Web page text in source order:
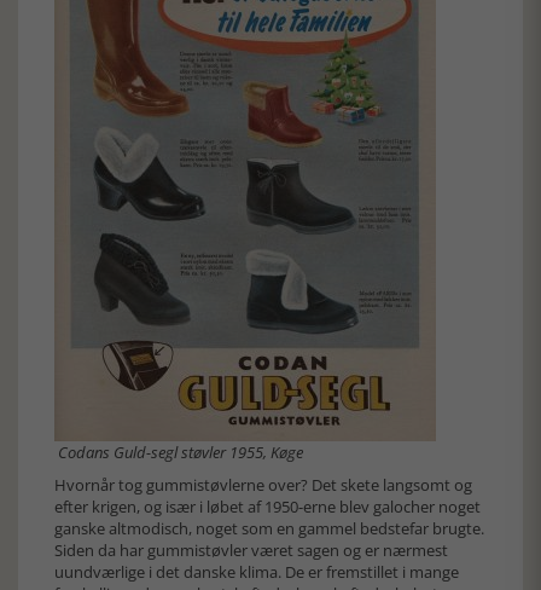
Codans Guld-segl støvler 1955, Køge
Hvornår tog gummistøvlerne over? Det skete langsomt og
efter krigen, og især i løbet af 1950-erne blev galocher noget
ganske altmodisch, noget som en gammel bedstefar brugte.
Siden da har gummistøvler været sagen og er nærmest
uundværlige i det danske klima. De er fremstillet i mange